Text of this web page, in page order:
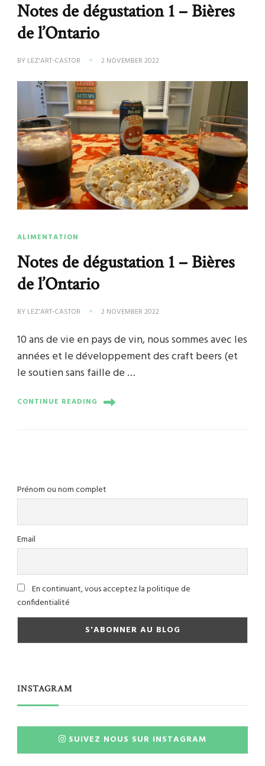
Notes de dégustation 1 – Bières
de l’Ontario
BY LEZ'ART-CASTOR 2 NOVEMBER 2022
ALIMENTATION
Notes de dégustation 1 – Bières
de l’Ontario
BY LEZ'ART-CASTOR 2 NOVEMBER 2022
10 ans de vie en pays de vin, nous sommes avec les
années et le développement des craft beers (et
le soutien sans faille de …
CONTINUE READING
Prénom ou nom complet
Email
En continuant, vous acceptez la politique de
confidentialité
INSTAGRAM
SUIVEZ NOUS SUR INSTAGRAM